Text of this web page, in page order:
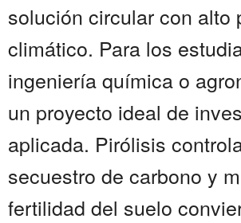
solución circular con alto
climático. Para los
ingeniería química o
un proyecto ideal de
aplicada. Pirólisis
secuestro de carbono y
fertilidad del suelo